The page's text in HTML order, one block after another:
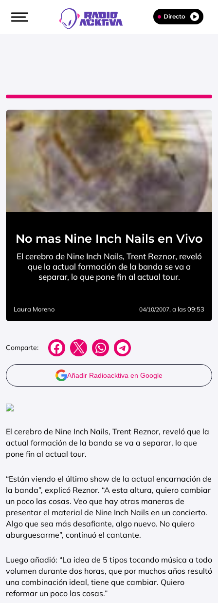
Directo
No mas Nine Inch Nails en Vivo
El cerebro de Nine Inch Nails, Trent Reznor, reveló
que la actual formación de la banda se va a
separar, lo que pone fin al actual tour.
Laura Moreno 04/10/2007, a las 09:53
Comparte:
Añadir Radioacktiva en Google
El cerebro de Nine Inch Nails, Trent Reznor, reveló que la
actual formación de la banda se va a separar, lo que
pone fin al actual tour.
“Están viendo el último show de la actual encarnación de
la banda”, explicó Reznor. “A esta altura, quiero cambiar
un poco las cosas. Veo que hay otras maneras de
presentar el material de Nine Inch Nails en un concierto.
Algo que sea más desafiante, algo nuevo. No quiero
aburguesarme”, continuó el cantante.
Luego añadió: “La idea de 5 tipos tocando música a todo
volumen durante dos horas, que por muchos años resultó
una combinación ideal, tiene que cambiar. Quiero
reformar un poco las cosas.”